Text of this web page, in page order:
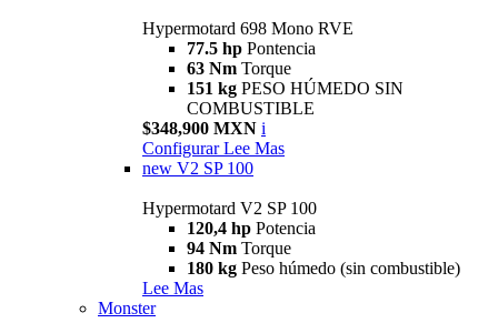
Hypermotard 698 Mono RVE
77.5 hp Pontencia
63 Nm Torque
151 kg PESO HÚMEDO SIN
COMBUSTIBLE
$348,900 MXN i
Configurar Lee Mas
new V2 SP 100
Hypermotard V2 SP 100
120,4 hp Potencia
94 Nm Torque
180 kg Peso húmedo (sin combustible)
Lee Mas
Monster